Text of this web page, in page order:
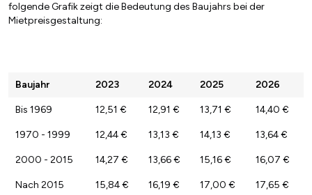
folgende Grafik zeigt die Bedeutung des Baujahrs bei der
Mietpreisgestaltung:
Baujahr 2023 2024 2025 2026
Bis 1969 12,51 € 12,91 € 13,71 € 14,40 €
1970 - 1999 12,44 € 13,13 € 14,13 € 13,64 €
2000 - 2015 14,27 € 13,66 € 15,16 € 16,07 €
Nach 2015 15,84 € 16,19 € 17,00 € 17,65 €